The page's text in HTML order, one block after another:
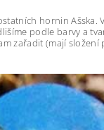
hornin Ašska.
podle barvy a
zařadit (mají složení